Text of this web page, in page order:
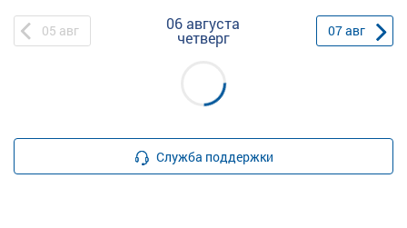
05 авг 06 августа
четверг 07авг
Служба поддержки